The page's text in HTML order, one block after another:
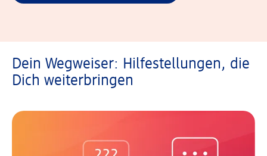
Dein Wegweiser: Hilfestellungen, die
Dich weiterbringen